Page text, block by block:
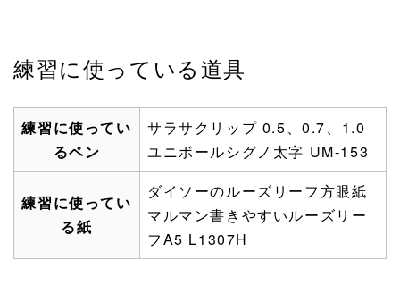
練習に使っている道具
練習に使ってい
るペン
サラサクリップ 0.5、0.7、1.0
ユニボールシグノ太字 UM-153
練習に使ってい
る紙
ダイソーのルーズリーフ方眼紙
マルマン書きやすいルーズリー
フA5 L1307H